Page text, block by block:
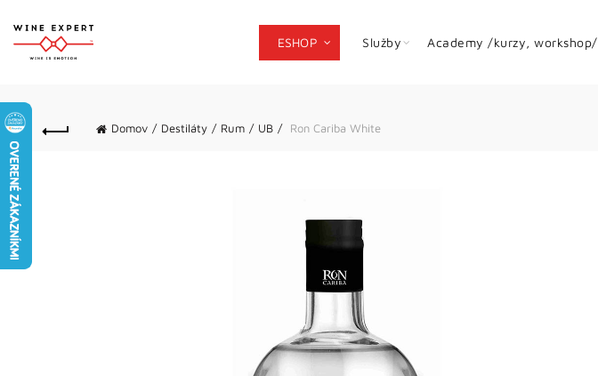
ESHOP Služby Academy /kurzy, workshop/
Domov Destiláty Rum UB Ron Cariba White